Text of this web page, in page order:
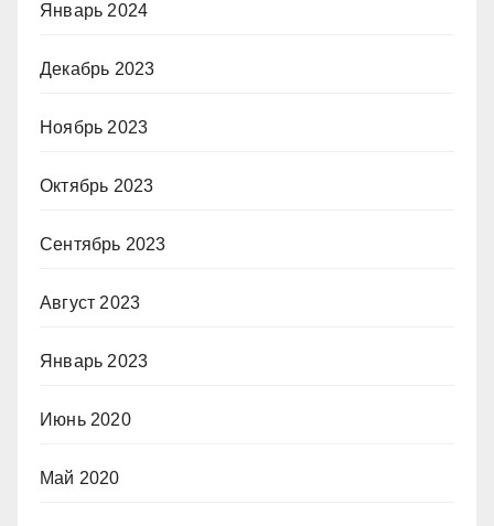
Январь 2024
Декабрь 2023
Ноябрь 2023
Октябрь 2023
Сентябрь 2023
Август 2023
Январь 2023
Июнь 2020
Май 2020